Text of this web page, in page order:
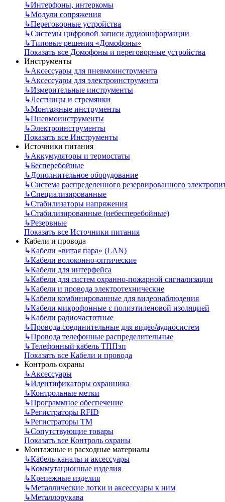
↳Интерфоны, интеркомы
↳Модули сопряжения
↳Переговорные устройства
↳Системы цифровой записи аудиоинформации
↳Типовые решения «Домофоны»
Показать все Домофоны и переговорные устройства
Инструменты
↳Аксессуары для пневмоинструмента
↳Аксессуары для электроинструмента
↳Измерительные инструменты
↳Лестницы и стремянки
↳Монтажные инструменты
↳Пневмоинструменты
↳Электроинструменты
Показать все Инструменты
Источники питания
↳Аккумуляторы и термостаты
↳Бесперебойные
↳Дополнительное оборудование
↳Система распределенного резервированного
↳Специализированные
↳Стабилизаторы напряжения
↳Стабилизированные (небесперебойные)
↳Резервные
Показать все Источники питания
Кабели и провода
↳Кабели «витая пара» (LAN)
↳Кабели волоконно-оптические
↳Кабели для интерфейса
↳Кабели для систем охранно-пожарной сигнализации
↳Кабели и провода электротехнические
↳Кабели комбинированные для видеонаблюдения
↳Кабели микрофонные с полиэтиленовой изоляцией
↳Кабели радиочастотные
↳Провода соединительные для видео/аудиосистем
↳Провода телефонные распределительные
↳Телефонный кабель ТППэп
Показать все Кабели и провода
Контроль охраны
↳Аксессуары
↳Идентификаторы охранника
↳Контрольные метки
↳Программное обеспечение
↳Регистраторы RFID
↳Регистраторы ТМ
↳Сопутствующие товары
Показать все Контроль охраны
Монтажные и расходные материалы
↳Кабель-каналы и аксессуары
↳Коммутационные изделия
↳Крепежные изделия
↳Металлические лотки и аксессуары к ним
↳Металлорукава